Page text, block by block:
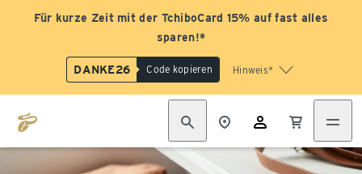
Für kurze Zeit mit der TchiboCard 15% auf fast alles
sparen!*
DANKE26 Code kopieren Hinweis*